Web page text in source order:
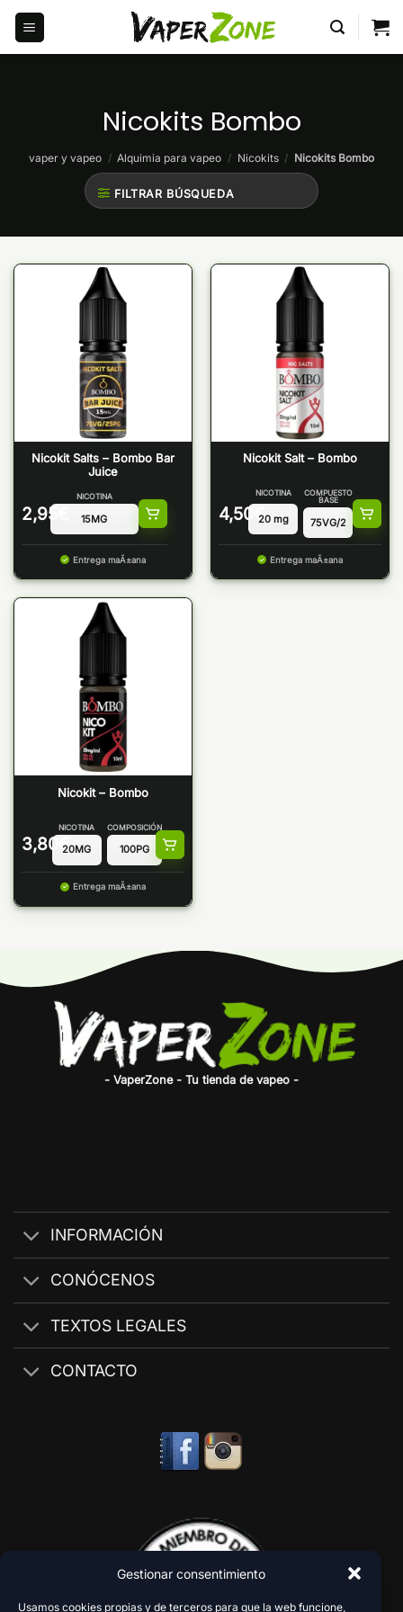
Gestionar consentimiento
Usamos cookies propias y de terceros para que la web funcione,
Saltar
contenido
Nicokits Bombo
vaper y vapeo / Alquimia para vapeo / Nicokits / Nicokits Bombo
FILTRAR BÚSQUEDA
Nicokit Salts – Bombo Bar
Juice
2,95
NICOTINA
Entrega maÃ±ana
Nicokit Salt – Bombo
4,50 €
NICOTINA
COMPUESTO
BASE
Entrega maÃ±ana
Nicokit – Bombo
3,80 €
NICOTINA COMPOSICIÓN
Entrega maÃ±ana
- VaperZone - Tu tienda de vapeo -
INFORMACIÓN
CONÓCENOS
TEXTOS LEGALES
CONTACTO